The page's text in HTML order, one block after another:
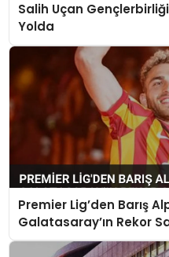
Salih Uçan Gençlerbirliği
Yolda
Premier Lig’den Barış
Galatasaray’ın Rekor